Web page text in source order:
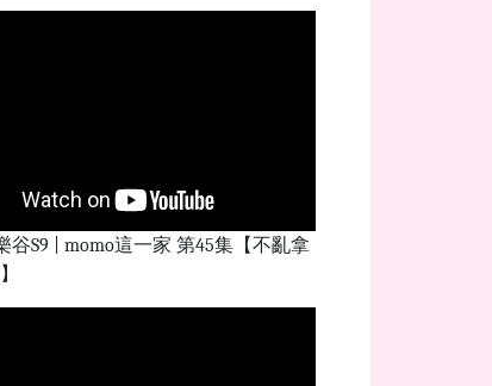
谷S9 | momo這一家 第45集【不亂拿